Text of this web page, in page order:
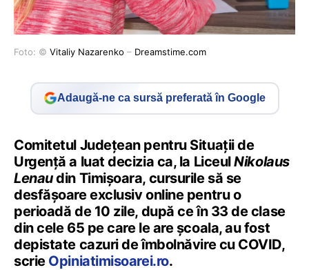
Foto: © Vitaliy Nazarenko – Dreamstime.com
Adaugă-ne ca sursă preferată în Google
Comitetul Județean pentru Situații de
Urgență a luat decizia ca, la LiceulNikolaus
Lenaudin Timișoara, cursurile să se
desfășoare exclusiv online pentru o
perioadă de 10 zile, după ce în 33 de clase
din cele 65 pe care le are școala, au fost
depistate cazuri de îmbolnăvire cu COVID,
scrie Opiniatimisoarei.ro.